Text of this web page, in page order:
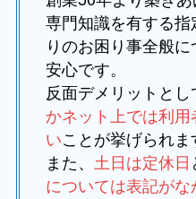
専門知識を有する
りのお困り事全般
安心です。
反面デメリットとし
かネット上では利
いことが挙げられま
また、 土日は定休日
については表記が